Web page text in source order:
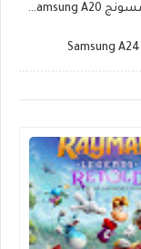
أفضل إعدادات الحساسية فري فاير هاتف سامسونج Samsung A20 و A20s